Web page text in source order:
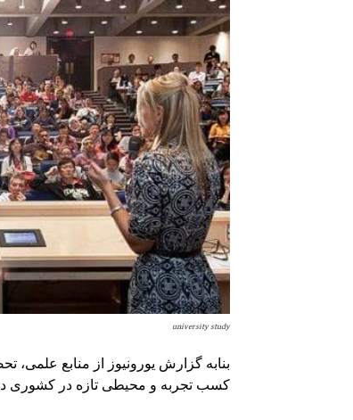
university study
بنابه گزارش یورونیوز از منابع
کسب تجربه و محیطی تازه در کشوری